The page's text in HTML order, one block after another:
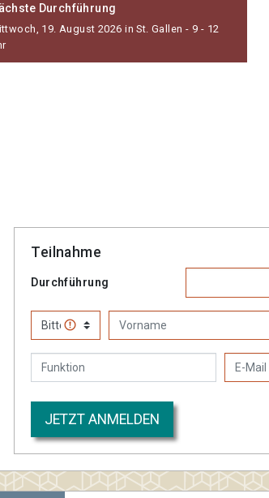
Durchführung
19. August 2026 in St. Gallen - 9 - 12
Teilnahme
Durchführung
JETZT ANMELDEN